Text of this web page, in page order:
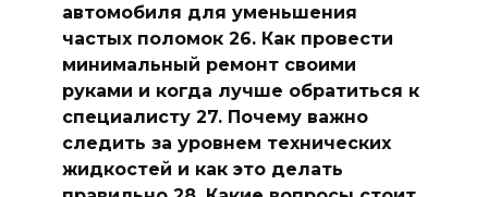
автомобиля для уменьшения
частых поломок 26. Как провести
минимальный ремонт своими
руками и когда лучше обратиться к
специалисту 27. Почему важно
следить за уровнем технических
жидкостей и как это делать